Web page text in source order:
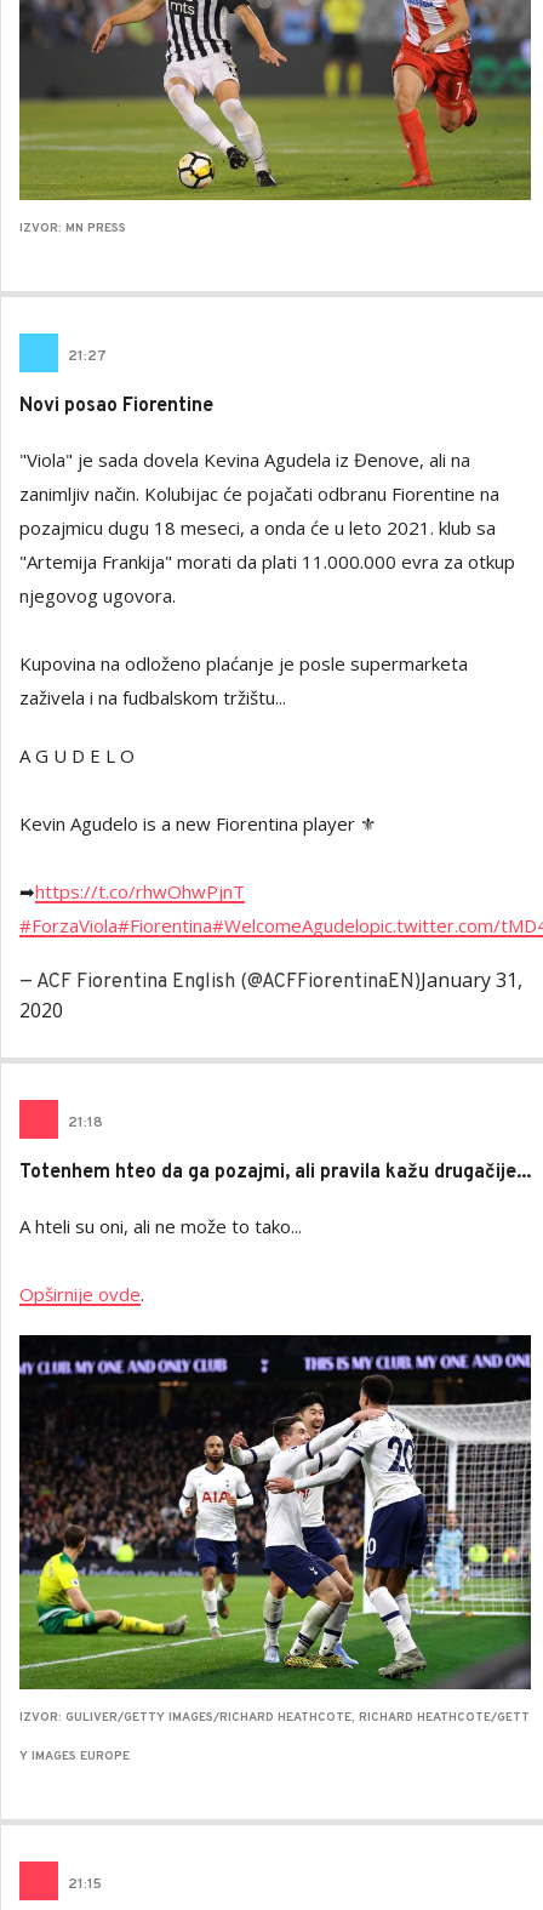
IZVOR: MN PRESS
21:27
Novi posao Fiorentine
"Viola" je sada dovela Kevina Agudela iz Đenove, ali na
zanimljiv način. Kolubijac će pojačati odbranu Fiorentine na
pozajmicu dugu 18 meseci, a onda će u leto 2021. klub sa
"Artemija Frankija" morati da plati 11.000.000 evra za otkup
njegovog ugovora.
Kupovina na odloženo plaćanje je posle supermarketa
zaživela i na fudbalskom tržištu...
A G U D E L O
Kevin Agudelo is a new Fiorentina player ⚜
➡https://t.co/rhwOhwPjnT
#ForzaViola#Fiorentina#WelcomeAgudelopic.twitter.com/
— ACF Fiorentina English (@ACFFiorentinaEN)January 31,
2020
21:18
Totenhem hteo da ga pozajmi, ali pravila kažu drugačije...
A hteli su oni, ali ne može to tako...
Opširnije ovde.
IZVOR: GULIVER/GETTY IMAGES/RICHARD HEATHCOTE, RICHARD HEATHCOTE/GETT
Y IMAGES EUROPE
21:15